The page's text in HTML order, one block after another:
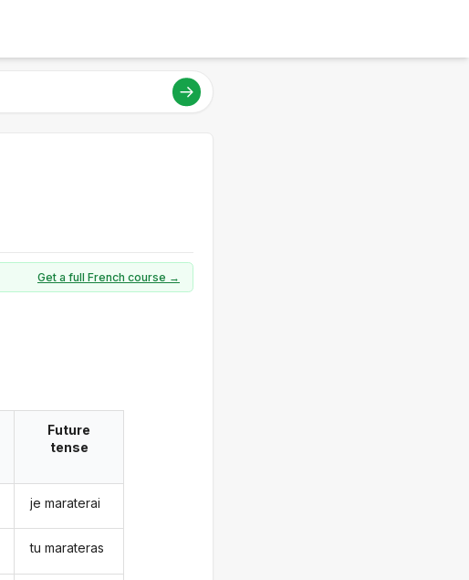
Get a full French course →
Future
tense
je maraterai
tu marateras